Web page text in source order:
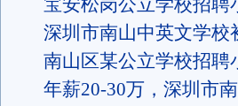
宝安松岗公立学校招聘
深圳市南山中英文学校
南山区某公立学校招聘
年薪20-30万，深圳市